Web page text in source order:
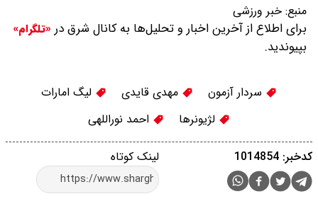
منبع: خبر ورزشی
برای اطلاع از آخرین اخبار و تحلیل‌ها به کانال شرق در «تلگرام»
بپیوندید.
سردار آزمون مهدی قایدی
لیگ امارات
لژیونرها
احمد نوراللهی
لینک کوتاه کدخبر: 1014854